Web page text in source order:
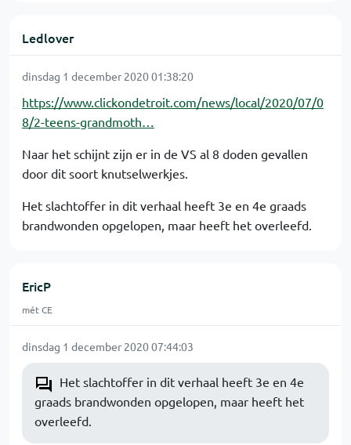
Ledlover
dinsdag 1 december 2020 01:38:20
https://www.clickondetroit.com/news/local/2020/07/0
8/2-teens-grandmoth…
Naar het schijnt zijn er in de VS al 8 doden gevallen
door dit soort knutselwerkjes.
Het slachtoffer in dit verhaal heeft 3e en 4e graads
brandwonden opgelopen, maar heeft het overleefd.
EricP
mét CE
dinsdag 1 december 2020 07:44:03
Het slachtoffer in dit verhaal heeft 3e en 4e
graads brandwonden opgelopen, maar heeft het
overleefd.